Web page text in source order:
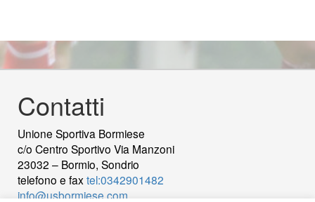
Contatti
Unione Sportiva Bormiese
c/o Centro Sportivo Via Manzoni
23032 – Bormio, Sondrio
telefono e faxtel:0342901482
info@usbormiese.com